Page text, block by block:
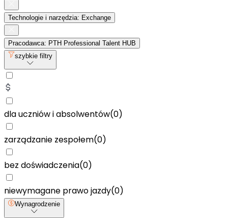
Technologie i narzędzia: Exchange
Pracodawca: PTH Professional Talent HUB
szybkie filtry
dla uczniów i absolwentów(0)
zarządzanie zespołem(0)
bez doświadczenia(0)
niewymagane prawo jazdy(0)
Wynagrodzenie